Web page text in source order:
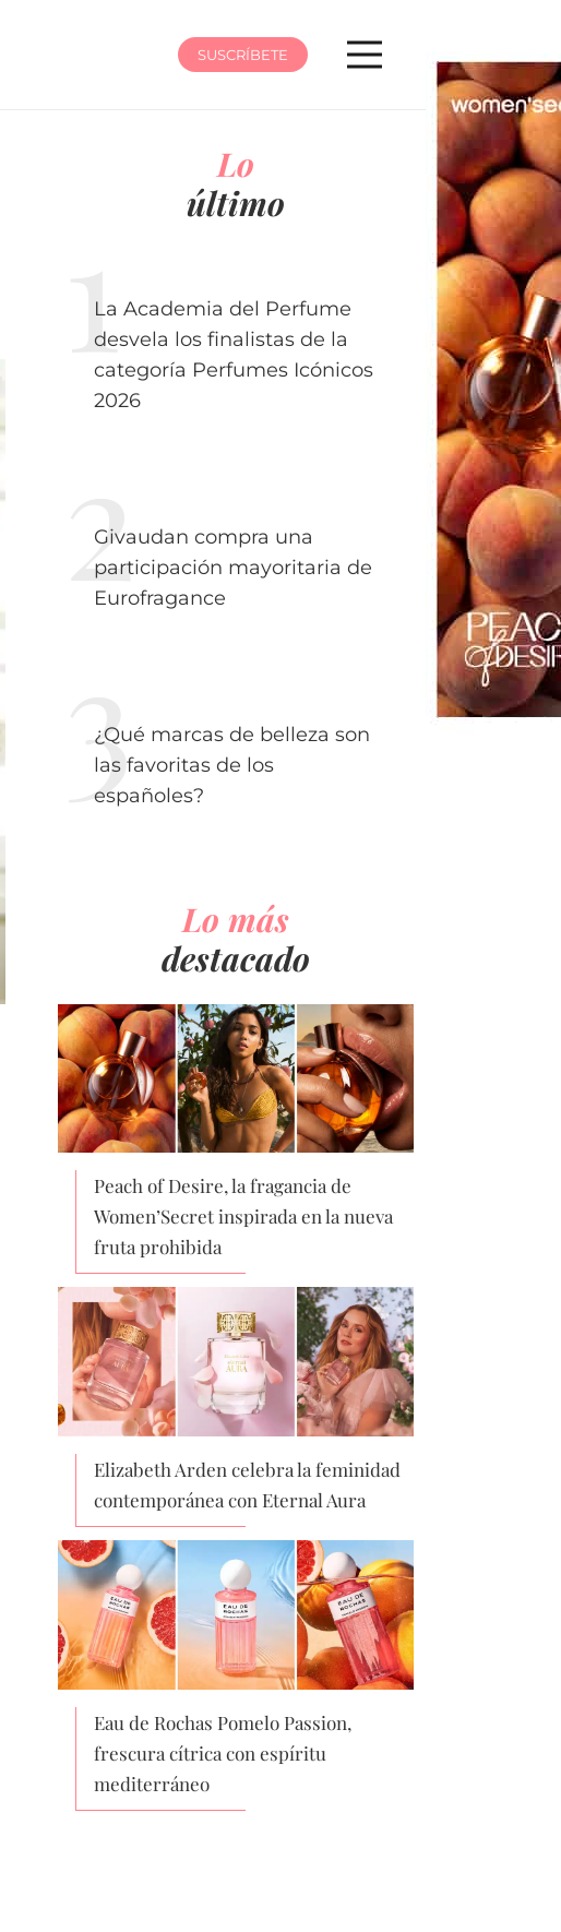
SUSCRÍBETE
Lo
último
La Academia del Perfume
desvela los finalistas de la
categoría Perfumes Icónicos
2026
Givaudan compra una
participación mayoritaria de
Eurofragance
¿Qué marcas de belleza son
las favoritas de los
españoles?
Lo más
destacado
Peach of Desire, la fragancia de
Women’Secret inspirada en la nueva
fruta prohibida
Elizabeth Arden celebra la feminidad
contemporánea con Eternal Aura
Eau de Rochas Pomelo Passion,
frescura cítrica con espíritu
mediterráneo